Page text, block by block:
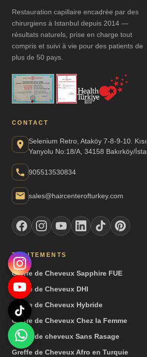
Restauration capillaire encadrée par des
chirurgiens à Istanbul depuis 2014 —
résultats naturels, prise en charge tout
compris et suivi à vie pour des patients de
plus de 50 pays.
CONTACT
Selenium Retro, Ataköy 7-8-9-10.
Yanyolu No:18/A, 34158 Bakırköy/
905513530834
sales@haircenterofturkey.com
TRAITEMENTS
Greffe de Cheveux Sapphire FUE
Greffe de Cheveux DHI
Greffe de Cheveux Hybride
Greffe de Cheveux Chez la Femme
Greffe de cheveux Sans Rasage
Greffe de Cheveux Afro en Turquie